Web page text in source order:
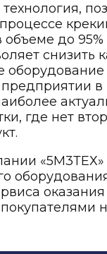
до 95%
снизить
в
где нет